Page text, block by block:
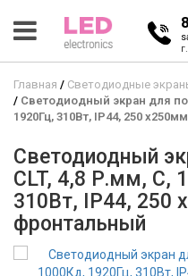
Главная Светодиодные
Светодиодный экран для
1920Гц, 310Вт, IP44, 250
Светодиодный
CLT, 4,8 Р.мм, C,
310Вт, IP44, 250
фронтальный